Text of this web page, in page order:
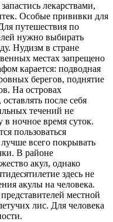
лекарствами,
Особые прививки для
путешествия по
нужно выбирать
Нудизм в стране
местах запрещено
карается: подводная
берегов, поднятие
На островах
после себя
течений не
в ночное время суток.
пользоваться
всего покрывать
В районе
акул, однако
здесь не
акулы на человека.
местной
лис. Для человека